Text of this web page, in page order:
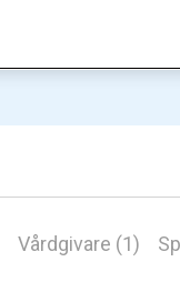
Vårdgivare (1)